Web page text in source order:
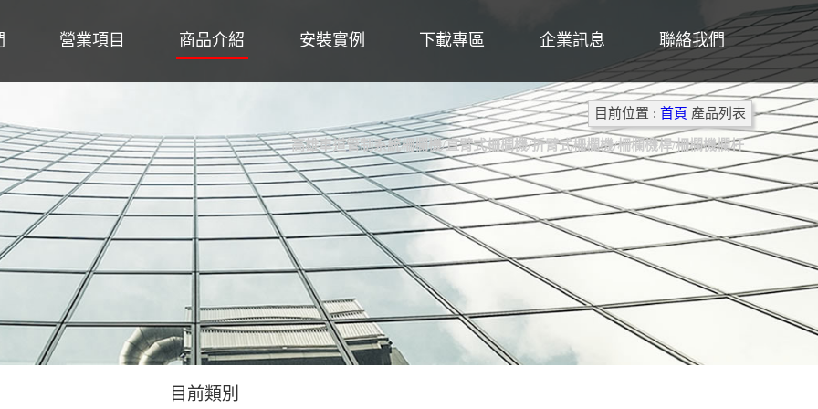
營業項目 商品介紹 安裝實例 下載專區 企業訊息 聯絡我們
目前位置 : 首頁 產品列表
高雄車道管制系統柵欄機/直臂式柵欄機/折臂式柵欄機/柵欄機桿/柵欄機欄杆
目前類別